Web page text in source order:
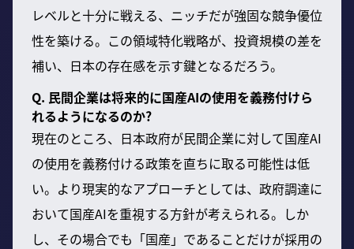
レベルと十分に戦える、ニッチだが強固な競争優位
性を築ける。この領域特化戦略が、投資規模の差を
補い、日本の存在感を示す鍵となるだろう。
Q. 民間企業は将来的に国産AIの使用を義務付けら
れるようになるのか?
現在のところ、日本政府が民間企業に対して国産AI
の使用を義務付ける政策を直ちに取る可能性は低
い。より現実的なアプローチとしては、政府調達に
おいて国産AIを重視する方針が考えられる。しか
し、その場合でも「国産」であることだけが採用の